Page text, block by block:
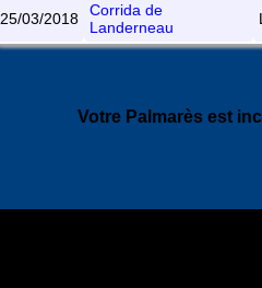
25/03/2018
Corrida de
Landerneau
Votre Palmarès est